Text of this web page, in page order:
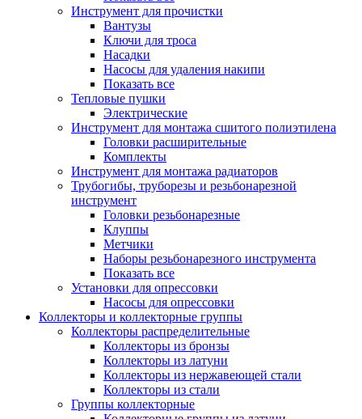
Инструмент для прочистки
Вантузы
Ключи для троса
Насадки
Насосы для удаления накипи
Показать все
Тепловые пушки
Электрические
Инструмент для монтажа сшитого полиэтилена
Головки расширительные
Комплекты
Инструмент для монтажа радиаторов
Трубогибы, труборезы и резьбонарезной
инструмент
Головки резьбонарезные
Клуппы
Метчики
Наборы резьбонарезного инструмента
Показать все
Установки для опрессовки
Насосы для опрессовки
Коллекторы и коллекторные группы
Коллекторы распределительные
Коллекторы из бронзы
Коллекторы из латуни
Коллекторы из нержавеющей стали
Коллекторы из стали
Группы коллекторные